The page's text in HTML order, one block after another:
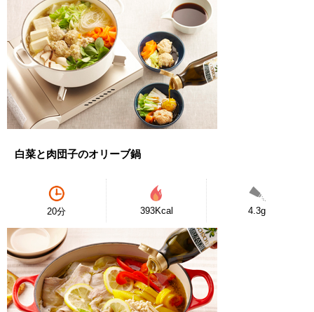
白菜と肉団子のオリーブ鍋
20分 393Kcal 4.3g